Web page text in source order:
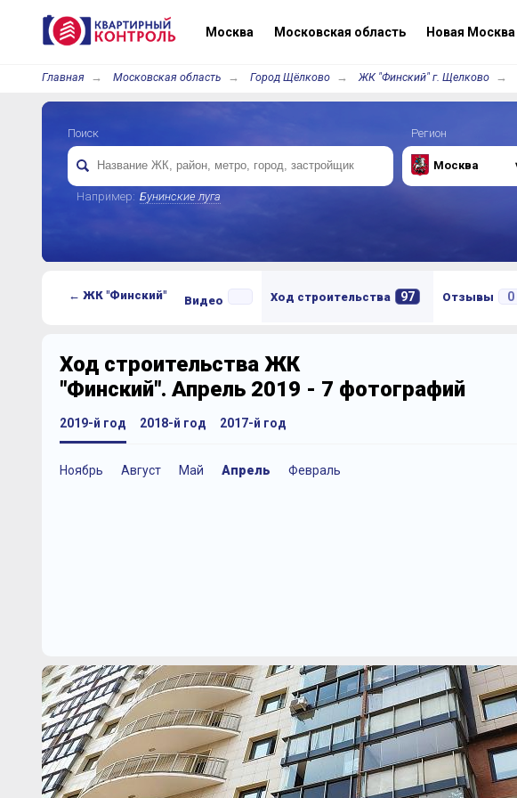
Москва Московская область Новая Москва
Главная Московская область Город Щёлково ЖК "Финский" г. Щелково
Поиск
Например: Бунинские луга
Регион
Москва
← ЖК "Финский" Видео Ход строительства 97 Отзывы 0
Ход строительства ЖК
"Финский". Апрель 2019 - 7 фотографий
2019-й год
Ноябрь Август Май Апрель Февраль
2018-й год 2017-й год